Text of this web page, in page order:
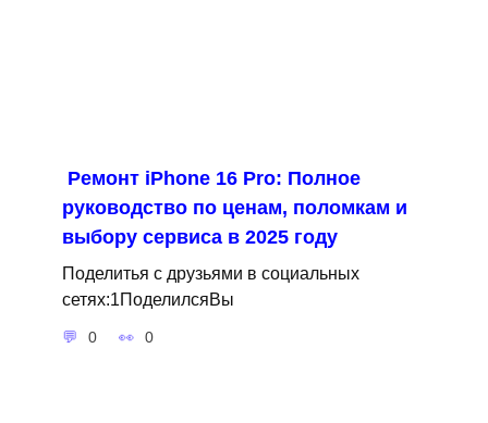
Ремонт iPhone 16 Pro: Полное
руководство по ценам, поломкам и
выбору сервиса в 2025 году
Поделитья с друзьями в социальных
сетях:1ПоделилсяВы
0 0